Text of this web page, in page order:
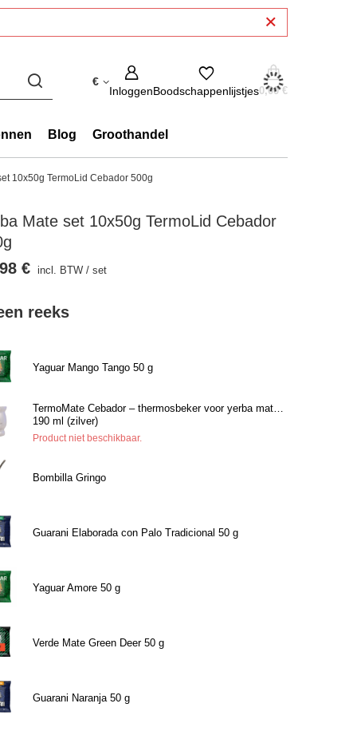
€
InloggenBoodschappenlijstjes0,00 €
Blog Groothandel
10x50g TermoLid Cebador 500g
Mate set 10x50g TermoLid Cebador
reeks
Yaguar Mango Tango 50 g
TermoMate Cebador – thermosbeker voor yerba mate –
190 ml (zilver)
Product niet beschikbaar.
Bombilla Gringo
Guarani Elaborada con Palo Tradicional 50 g
Yaguar Amore 50 g
Verde Mate Green Deer 50 g
Guarani Naranja 50 g
€ incl. BTW /set